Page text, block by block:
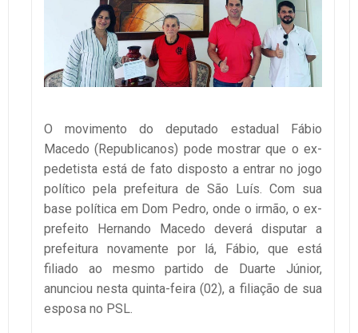
O movimento do deputado estadual Fábio
Macedo (Republicanos) pode mostrar que o ex-
pedetista está de fato disposto a entrar no jogo
político pela prefeitura de São Luís. Com sua
base política em Dom Pedro, onde o irmão, o ex-
prefeito Hernando Macedo deverá disputar a
prefeitura novamente por lá, Fábio, que está
filiado ao mesmo partido de Duarte Júnior,
anunciou nesta quinta-feira (02), a filiação de sua
esposa no PSL.